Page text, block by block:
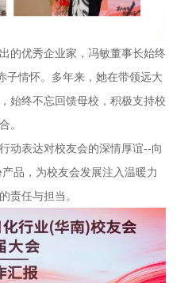
优秀企业家，冯敏董事长始终
子情怀。多年来，她在带领远大
始终不忘回馈母校，积极支持校
。
表达对校友会的深情厚谊--向
品，为校友会发展注入温暖力
责任与担当。